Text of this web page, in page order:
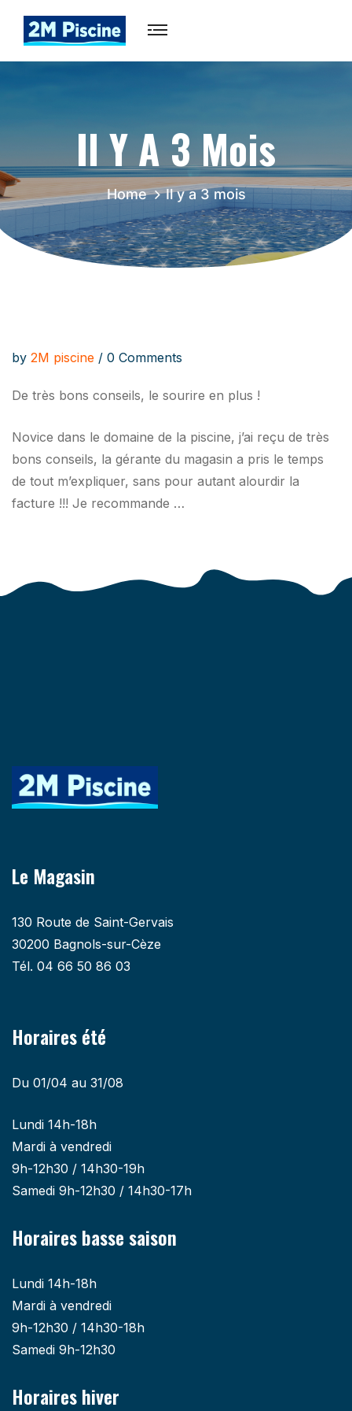
Il Y A 3 Mois
Home Il y a 3 mois
by 2M piscine / 0 Comments
De très bons conseils, le sourire en plus !
Novice dans le domaine de la piscine, j’ai reçu de très
bons conseils, la gérante du magasin a pris le temps
de tout m’expliquer, sans pour autant alourdir la
facture !!! Je recommande …
Le Magasin
130 Route de Saint-Gervais
30200 Bagnols-sur-Cèze
Tél. 04 66 50 86 03
Horaires été
Du 01/04 au 31/08
Lundi 14h-18h
Mardi à vendredi
9h-12h30 / 14h30-19h
Samedi 9h-12h30 / 14h30-17h
Horaires basse saison
Lundi 14h-18h
Mardi à vendredi
9h-12h30 / 14h30-18h
Samedi 9h-12h30
Horaires hiver